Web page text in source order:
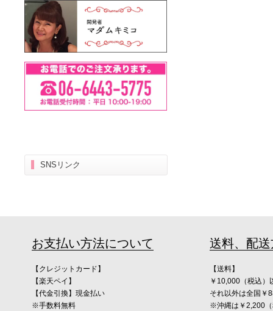
SNSリンク
お支払い方法について 送料、配
【クレジットカード】
【楽天ペイ】
【代金引換】現金払い
※手数料無料
【送料】
￥10,000（税込）
それ以外は全国￥
※沖縄は￥2,200